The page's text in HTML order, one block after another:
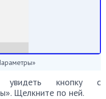
кнопку с
Щелкните по ней.